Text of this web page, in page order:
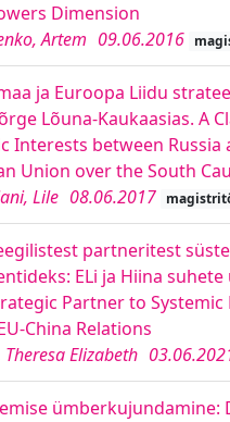
Dimension
Artem 09.06.2016
ja Euroopa Liidu
Lõuna-Kaukaasias. A
Interests between Russia
Union over the South
Lile 08.06.2017
partneritest
ELi ja Hiina suhete
Partner to Systemic
China Relations
Elizabeth
ümberkujundamine: